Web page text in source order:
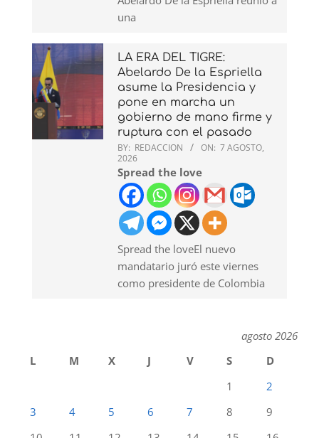
una
LA ERA DEL TIGRE:
Abelardo De la Espriella
asume la Presidencia y
pone en marcha un
gobierno de mano firme y
ruptura con el pasado
BY: REDACCION ON: 7 AGOSTO,
2026
Spread the love
Spread the loveEl nuevo
mandatario juró este viernes
como presidente de Colombia
agosto 2026
L
M X J V S
D
1
2
3
4 5 6 7 8
9